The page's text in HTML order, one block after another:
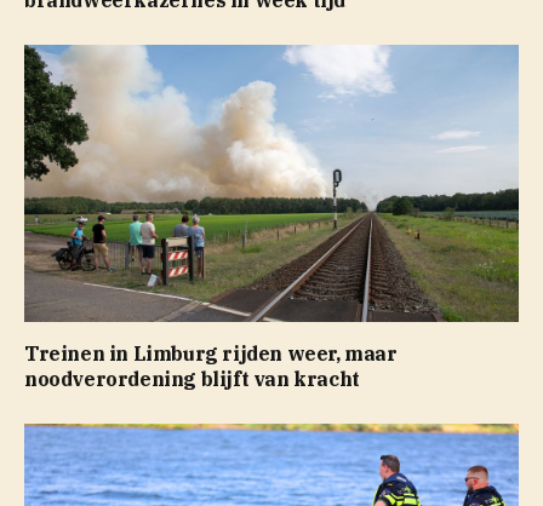
Treinen in Limburg rijden weer, maar
noodverordening blijft van kracht